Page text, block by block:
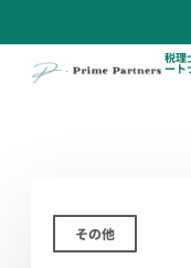
税理
ート
その他